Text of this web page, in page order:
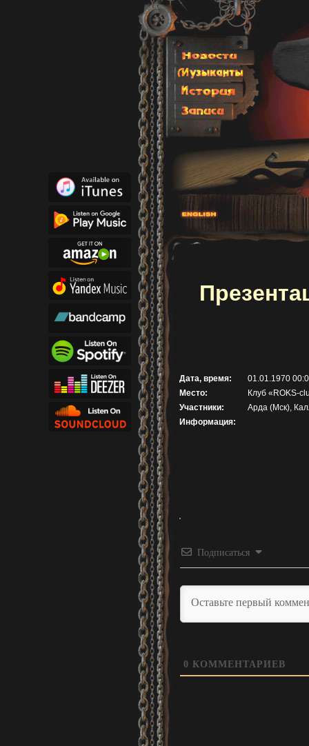
Дата, время:
01.01.1970
Место:
Клуб «ROKS-
Участники:
Арда (Мск),
Информация:
Подписаться
0 КОММЕНТАРИЕВ